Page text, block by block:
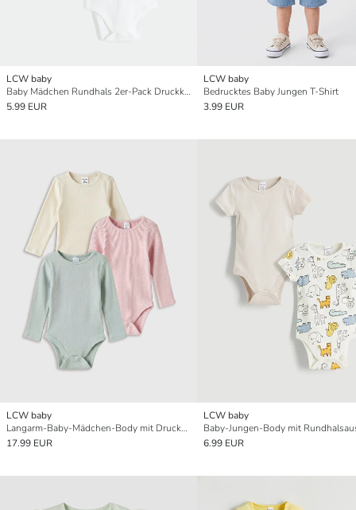
LCW baby
Baby Mädchen Rundhals 2er-Pack Druckknopf-Body
5.99 EUR
LCW baby
Bedrucktes Baby Jungen T-Shirt
3.99 EUR
LCW baby
Langarm-Baby-Mädchen-Body mit Druckknöpfen 3er-Pack
17.99 EUR
LCW baby
6.99 EUR